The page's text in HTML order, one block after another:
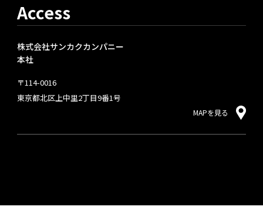
Access
株式会社サンカクカンパニー
本社
〒114-0016
東京都北区上中里2丁目9番1号
MAPを見る